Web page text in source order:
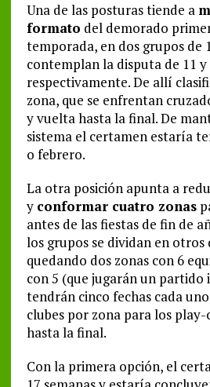
Una de las posturas tiende a
formato del demorado
temporada, en dos grupos de
contemplan la disputa de 11 y
respectivamente. De allí
zona, que se enfrentan
y vuelta hasta la final. De
sistema el certamen estaría
o febrero.
La otra posición apunta a
y conformar cuatro zonas
antes de las fiestas de fin de
los grupos se dividan en otros
quedando dos zonas con 6
con 5 (que jugarán un
tendrán cinco fechas cada
clubes por zona para los
hasta la final.
Con la primera opción, el